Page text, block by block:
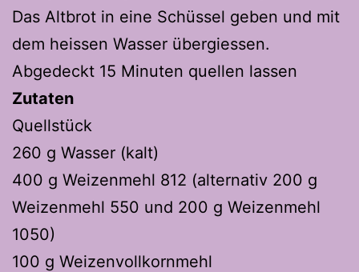
Das Altbrot in eine Schüssel geben und mit
dem heissen Wasser übergiessen.
Abgedeckt 15 Minuten quellen lassen
Zutaten
Quellstück
260 g Wasser (kalt)
400 g Weizenmehl 812 (alternativ 200 g
Weizenmehl 550 und 200 g Weizenmehl
1050)
100 g Weizenvollkornmehl